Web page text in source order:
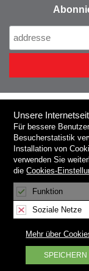
Copyright ©
ZVOP-2 |
Unsere
Für bessere
Besucherstatistik
Installation von
verwenden Sie
dieCookies-
Funktion
Soziale Netze
Mehr über
SPEICHERN